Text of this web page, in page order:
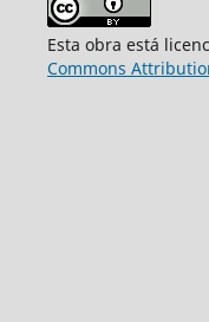
Esta obra está
Commons